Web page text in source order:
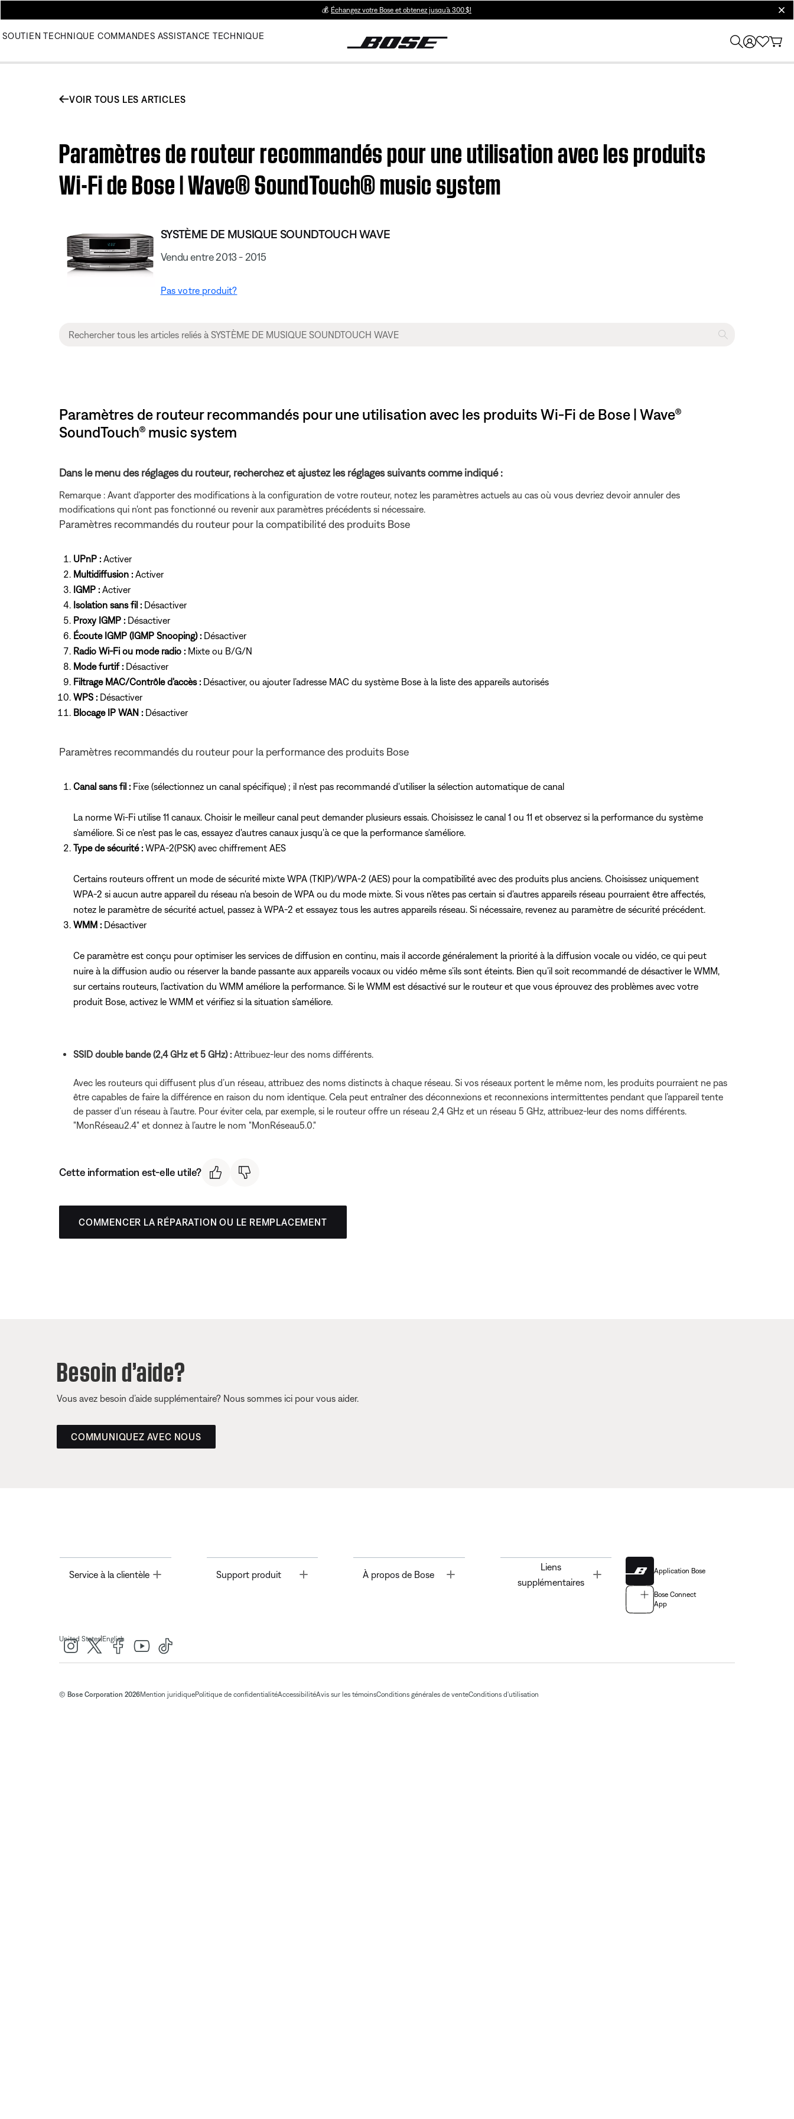
💰 Échangez votre Bose et obtenez jusqu’à 300 $!
SOUTIEN TECHNIQUE COMMANDES ASSISTANCE TECHNIQUE
VOIR TOUS LES ARTICLES
Paramètres de routeur recommandés pour une utilisation avec les produits
Wi-Fi de Bose | Wave® SoundTouch® music system
SYSTÈME DE MUSIQUE SOUNDTOUCH WAVE
Vendu entre 2013 - 2015
Pas votre produit?
Paramètres de routeur recommandés pour une utilisation avec les produits Wi-Fi de Bose | Wave®
SoundTouch® music system
Dans le menu des réglages du routeur, recherchez et ajustez les réglages suivants comme indiqué :
Remarque : Avant d'apporter des modifications à la configuration de votre routeur, notez les paramètres actuels au cas où vous devriez devoir annuler des
modifications qui n'ont pas fonctionné ou revenir aux paramètres précédents si nécessaire.
Paramètres recommandés du routeur pour la compatibilité des produits Bose
UPnP : Activer
Multidiffusion : Activer
IGMP : Activer
Isolation sans fil : Désactiver
Proxy IGMP : Désactiver
Écoute IGMP (IGMP Snooping) : Désactiver
Radio Wi-Fi ou mode radio : Mixte ou B/G/N
Mode furtif : Désactiver
Filtrage MAC/Contrôle d'accès : Désactiver, ou ajouter l’adresse MAC du système Bose à la liste des appareils autorisés
WPS : Désactiver
Blocage IP WAN : Désactiver
Paramètres recommandés du routeur pour la performance des produits Bose
Canal sans fil : Fixe (sélectionnez un canal spécifique) ; il n'est pas recommandé d'utiliser la sélection automatique de canal
La norme Wi-Fi utilise 11 canaux. Choisir le meilleur canal peut demander plusieurs essais. Choisissez le canal 1 ou 11 et observez si la performance du système
s'améliore. Si ce n'est pas le cas, essayez d'autres canaux jusqu'à ce que la performance s'améliore.
Type de sécurité : WPA-2(PSK) avec chiffrement AES
Certains routeurs offrent un mode de sécurité mixte WPA (TKIP)/WPA-2 (AES) pour la compatibilité avec des produits plus anciens. Choisissez uniquement
WPA-2 si aucun autre appareil du réseau n'a besoin de WPA ou du mode mixte. Si vous n'êtes pas certain si d'autres appareils réseau pourraient être affectés,
notez le paramètre de sécurité actuel, passez à WPA-2 et essayez tous les autres appareils réseau. Si nécessaire, revenez au paramètre de sécurité précédent.
WMM : Désactiver
Ce paramètre est conçu pour optimiser les services de diffusion en continu, mais il accorde généralement la priorité à la diffusion vocale ou vidéo, ce qui peut
nuire à la diffusion audio ou réserver la bande passante aux appareils vocaux ou vidéo même s’ils sont éteints. Bien qu’il soit recommandé de désactiver le WMM,
sur certains routeurs, l’activation du WMM améliore la performance. Si le WMM est désactivé sur le routeur et que vous éprouvez des problèmes avec votre
produit Bose, activez le WMM et vérifiez si la situation s’améliore.
SSID double bande (2,4 GHz et 5 GHz) : Attribuez-leur des noms différents.
Avec les routeurs qui diffusent plus d’un réseau, attribuez des noms distincts à chaque réseau. Si vos réseaux portent le même nom, les produits pourraient ne pas
être capables de faire la différence en raison du nom identique. Cela peut entraîner des déconnexions et reconnexions intermittentes pendant que l’appareil tente
de passer d’un réseau à l’autre. Pour éviter cela, par exemple, si le routeur offre un réseau 2,4 GHz et un réseau 5 GHz, attribuez-leur des noms différents.
"MonRéseau2.4" et donnez à l’autre le nom "MonRéseau5.0."
Cette information est-elle utile?
COMMENCER LA RÉPARATION OU LE REMPLACEMENT
Besoin d’aide?
Vous avez besoin d’aide supplémentaire? Nous sommes ici pour vous aider.
COMMUNIQUEZ AVEC NOUS
Service à la clientèle Toggle Support produit À propos de Bose Toggle
Liens
supplémentaires
Application Bose
Bose Connect
App
United States| English
© Bose Corporation 2026Mention juridiquePolitique de confidentialitéAccessibilitéAvis sur les témoinsConditions générales de venteConditions d'utilisation